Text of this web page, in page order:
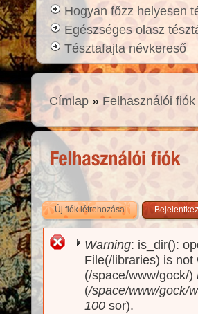
Hogyan főzz helyesen
Egészséges olasz
Tésztafajta névkereső
Címlap » Felhasználói fiók
Új fiók létrehozása(aktív fül)
Hibaüzenet
Warning: is_dir():
File(/libraries) is
(/space/www/gock/)
(/space/www/gock/
100 sor).